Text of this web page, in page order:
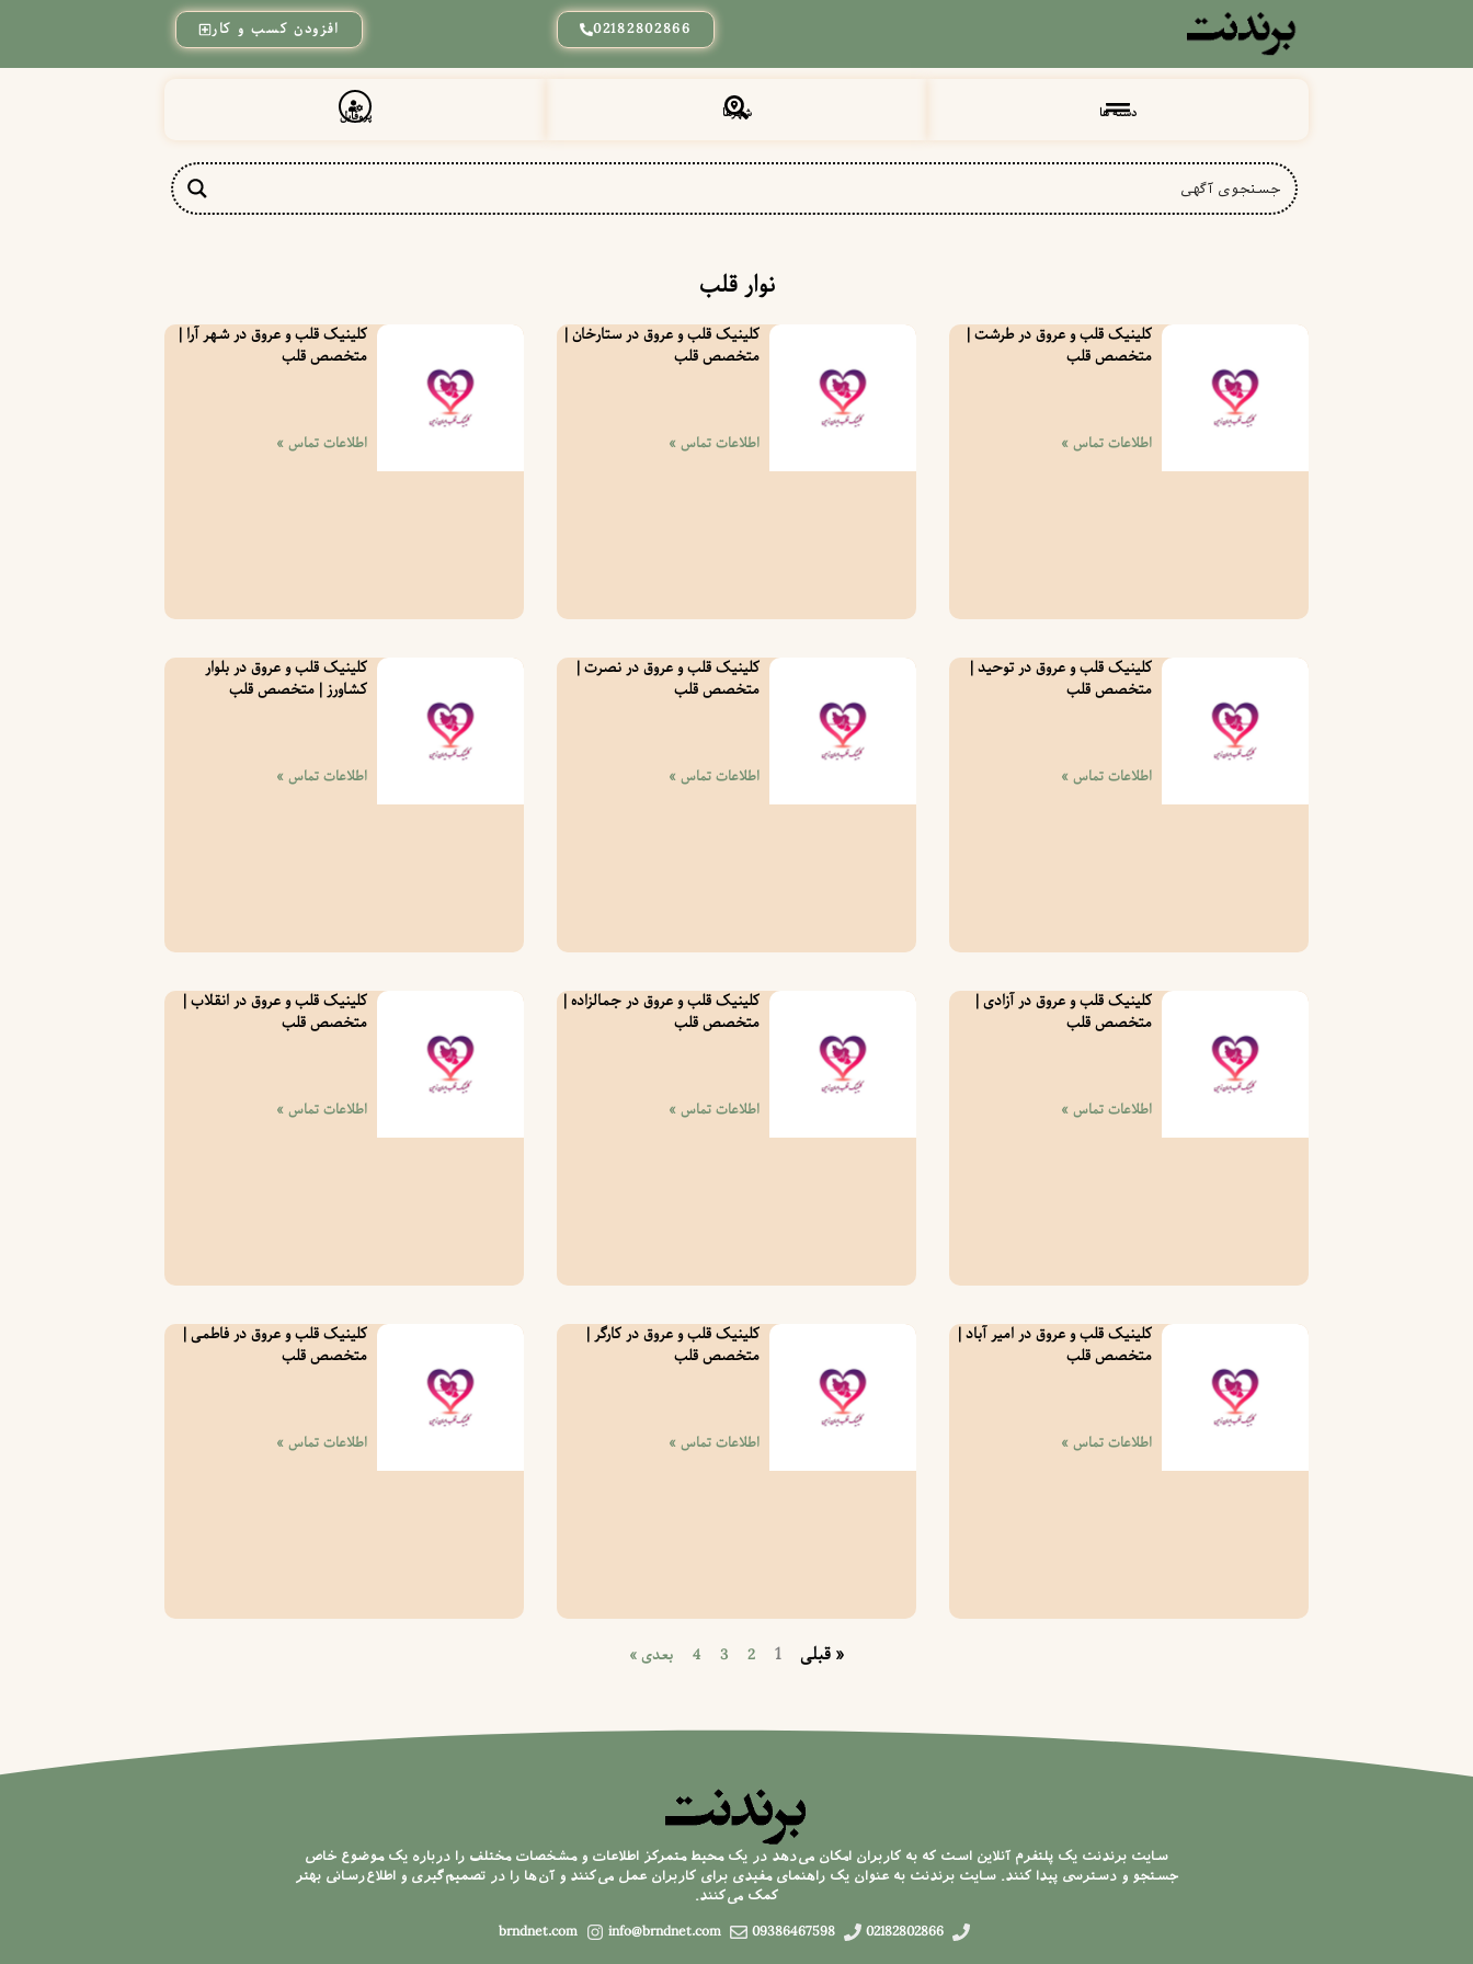
02182802866 افزودن کسب و کار
دسته ها شهرها پروفایل
نوار قلب
کلینیک قلب و عروق در طرشت |
متخصص قلب
اطلاعات تماس »
کلینیک قلب و عروق در ستارخان |
متخصص قلب
اطلاعات تماس »
کلینیک قلب و عروق در شهر آرا |
متخصص قلب
اطلاعات تماس »
کلینیک قلب و عروق در توحید |
متخصص قلب
اطلاعات تماس »
کلینیک قلب و عروق در نصرت |
متخصص قلب
اطلاعات تماس »
کلینیک قلب و عروق در بلوار
کشاورز | متخصص قلب
اطلاعات تماس »
کلینیک قلب و عروق در آزادی |
متخصص قلب
اطلاعات تماس »
کلینیک قلب و عروق در جمالزاده |
متخصص قلب
اطلاعات تماس »
کلینیک قلب و عروق در انقلاب |
متخصص قلب
اطلاعات تماس »
کلینیک قلب و عروق در امیر آباد |
متخصص قلب
اطلاعات تماس »
کلینیک قلب و عروق در کارگر |
متخصص قلب
اطلاعات تماس »
کلینیک قلب و عروق در فاطمی |
متخصص قلب
اطلاعات تماس »
« قبلی 1
2
3
4 بعدی »
سایت برندنت یک پلتفرم آنلاین است که به کاربران امکان می‌دهد در یک محیط متمرکز اطلاعات و مشخصات مختلف را درباره یک موضوع خاص
جستجو و دسترسی پیدا کنند. سایت برندنت به عنوان یک راهنمای مفیدی برای کاربران عمل می‌کنند و آن‌ها را در تصمیم‌گیری و اطلاع‌رسانی بهتر
کمک می‌کنند.
02182802866
09386467598
info@brndnet.com
brndnet.com